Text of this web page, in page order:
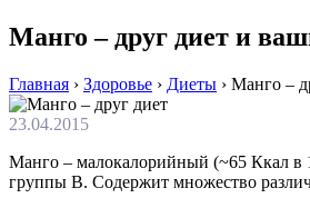
Манго – друг диет и
Главная › Здоровье › Диеты › Манго –
23.04.2015
Манго – малокалорийный (~65 Ккал в
группы B. Содержит множество